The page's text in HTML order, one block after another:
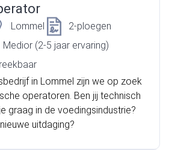
Lommel
2-ploegen
Medior (2-5 jaar ervaring)
in Lommel zijn we op zoek
operatoren. Ben jij technisch
graag in de voedingsindustrie?
uitdaging?